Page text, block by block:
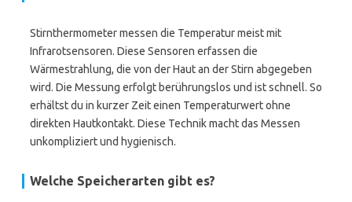
Stirnthermometer messen die Temperatur meist mit
Infrarotsensoren. Diese Sensoren erfassen die
Wärmestrahlung, die von der Haut an der Stirn abgegeben
wird. Die Messung erfolgt berührungslos und ist schnell. So
erhältst du in kurzer Zeit einen Temperaturwert ohne
direkten Hautkontakt. Diese Technik macht das Messen
unkompliziert und hygienisch.
Welche Speicherarten gibt es?